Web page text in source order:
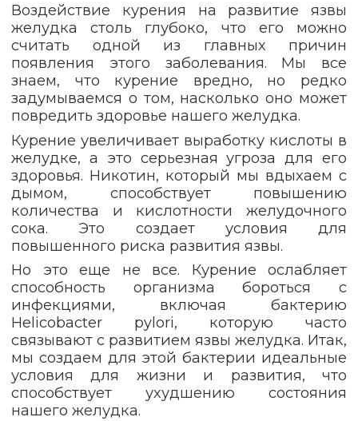
Воздействие курения на развитие язвы
желудка столь глубоко, что его можно
считать одной из главных причин
появления этого заболевания. Мы все
знаем, что курение вредно, но редко
задумываемся о том, насколько оно может
повредить здоровье нашего желудка.
Курение увеличивает выработку кислоты в
желудке, а это серьезная угроза для его
здоровья. Никотин, который мы вдыхаем с
дымом, способствует повышению
количества и кислотности желудочного
сока. Это создает условия для
повышенного риска развития язвы.
Но это еще не все. Курение ослабляет
способность организма бороться с
инфекциями, включая бактерию
Helicobacter pylori, которую часто
связывают с развитием язвы желудка. Итак,
мы создаем для этой бактерии идеальные
условия для жизни и развития, что
способствует ухудшению состояния
нашего желудка.